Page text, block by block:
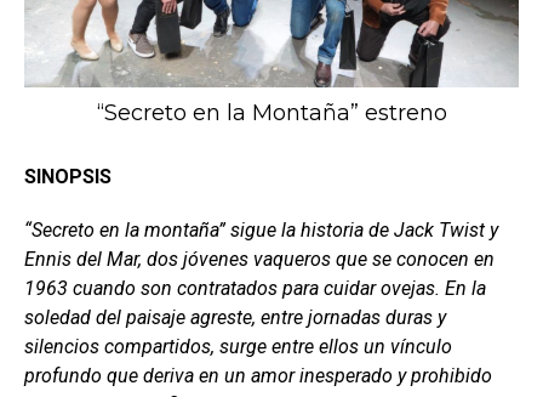
“Secreto en la Montaña” estreno
SINOPSIS
“Secreto en la montaña” sigue la historia de Jack Twist y
Ennis del Mar, dos jóvenes vaqueros que se conocen en
1963 cuando son contratados para cuidar ovejas. En la
soledad del paisaje agreste, entre jornadas duras y
silencios compartidos, surge entre ellos un vínculo
profundo que deriva en un amor inesperado y prohibido